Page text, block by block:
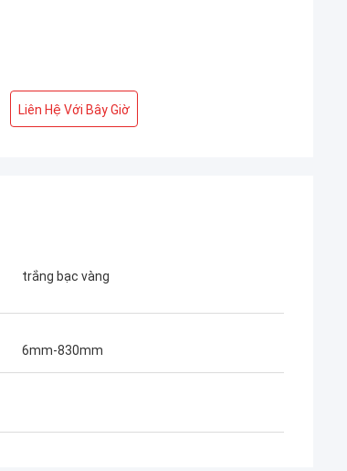
Liên Hệ Với Bây Giờ
trắng bạc vàng
6mm-830mm